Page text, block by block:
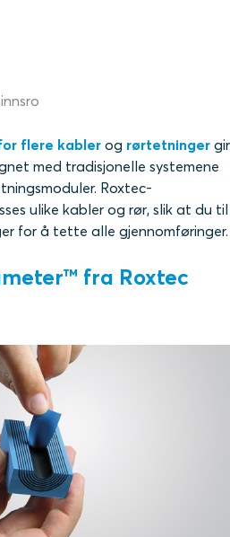
flere kabler og rørtetninger gir
med tradisjonelle systemene
Roxtec-
ulike kabler og rør, slik at du til
for å tette alle gjennomføringer.
fra Roxtec